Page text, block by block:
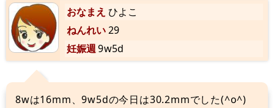
おなまえ ひよこ
ねんれい29
妊娠週9w5d
8wは16mm、9w5dの今日は30.2mmでした(^o^)